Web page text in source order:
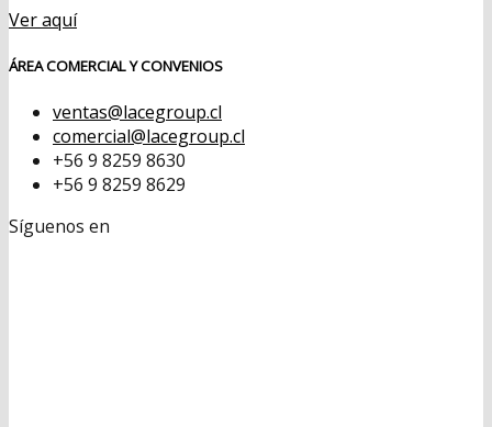
Ver aquí
ÁREA COMERCIAL Y CONVENIOS
ventas@lacegroup.cl
comercial@lacegroup.cl
+56 9 8259 8630
+56 9 8259 8629
Síguenos en